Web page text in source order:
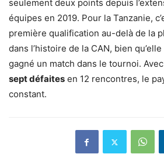
seulement deux points depuis
équipes en 2019. Pour la Tanzanie,
première qualification au-delà de la
dans l’histoire de la CAN, bien
gagné un match dans le tournoi. Avec
sept défaites en 12 rencontres, le
constant.